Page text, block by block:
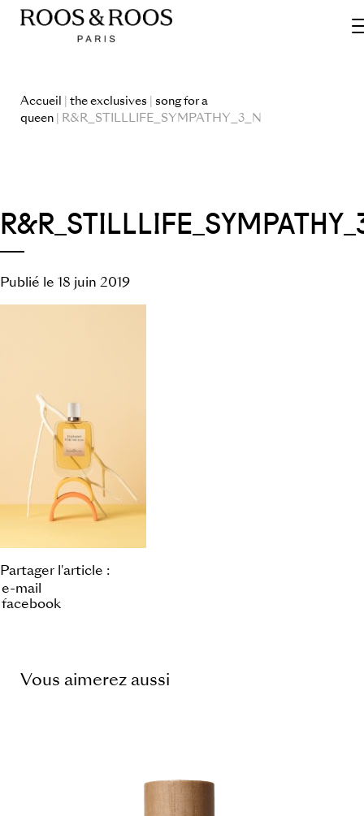
Accueil | the exclusives | song for a
queen | R&R_STILLLIFE_SYMPATHY_3_N
Publié le 18 juin 2019
Partager l'article :
e-mail
facebook
Vous aimerez aussi